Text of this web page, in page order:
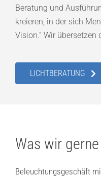
Beratung und
kreieren, in der sich
Vision.” Wir
LICHTBERATUNG
Was wir
Beleuchtungsgeschäft